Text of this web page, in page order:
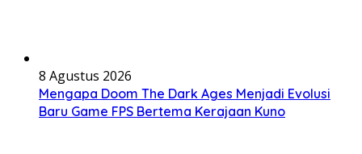
8 Agustus 2026
Mengapa Doom The Dark Ages Menjadi Evolusi
Baru Game FPS Bertema Kerajaan Kuno